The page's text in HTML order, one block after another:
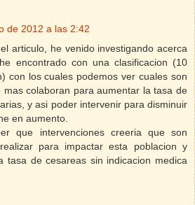
de 2012 a las 2:42
articulo, he venido investigando acerca
encontrado con una clasificacion (10
con los cuales podemos ver cuales son
mas colaboran para aumentar la tasa de
y asi poder intervenir para disminuir
en aumento.
que intervenciones creeria que son
para impactar esta poblacion y
tasa de cesareas sin indicacion medica